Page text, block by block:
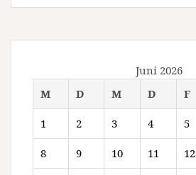
Juni 2026
M
D M D F
1 2 3 4 5
8 9 10 11 12